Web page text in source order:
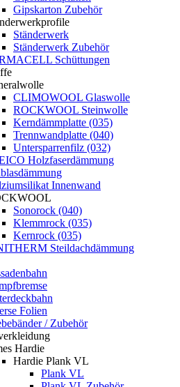
Gipskarton Zubehör
Ständerwerk
Ständerwerk Zubehör
Schüttungen
CLIMOWOOL Glaswolle
ROCKWOOL Steinwolle
Kerndämmplatte (035)
Trennwandplatte (040)
Untersparrenfilz (032)
Holzfaserdämmung
Innenwand
Sonorock (040)
Klemmrock (035)
Kernrock (035)
Steildachdämmung
Folien
/ Zubehör
Hardie
Hardie Plank VL
Plank VL